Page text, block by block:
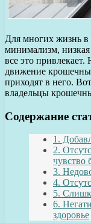
Для многих жизнь
минимализм,
все это
движение
приходят в него.
владельцы
Содержание
1.
2.
чувство
3.
4.
5.
6.
здоровье